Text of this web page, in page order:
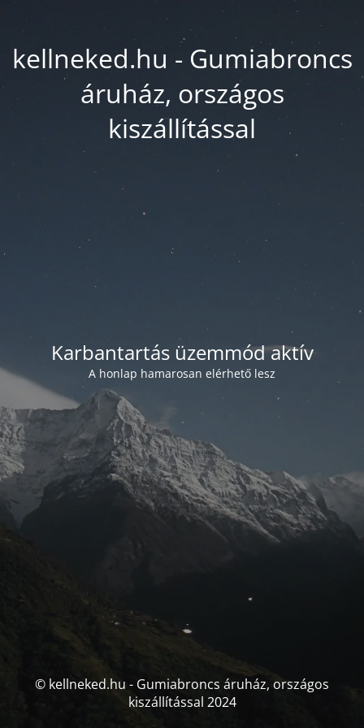
kellneked.hu - Gumiabroncs
áruház, országos
kiszállítással
Karbantartás üzemmód aktív
A honlap hamarosan elérhető lesz
© kellneked.hu - Gumiabroncs áruház, országos
kiszállítással 2024